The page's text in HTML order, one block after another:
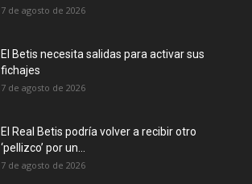
7 de agosto de 2026
El Betis necesita salidas para activar sus
fichajes
7 de agosto de 2026
El Real Betis podría volver a recibir otro
‘pellizco’ por un...
7 de agosto de 2026